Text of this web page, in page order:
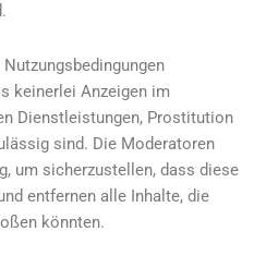
keinerlei Anzeigen im
Dienstleistungen, Prostitution
sind. Die Moderatoren
um sicherzustellen, dass diese
entfernen alle Inhalte, die
könnten.